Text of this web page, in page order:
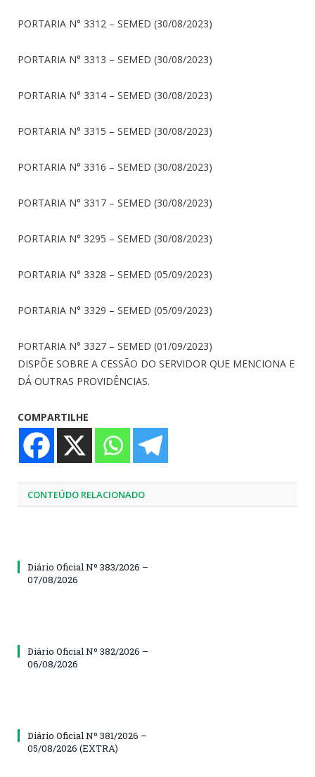
PORTARIA N° 3312 – SEMED (30/08/2023)
PORTARIA N° 3313 – SEMED (30/08/2023)
PORTARIA N° 3314 – SEMED (30/08/2023)
PORTARIA N° 3315 – SEMED (30/08/2023)
PORTARIA N° 3316 – SEMED (30/08/2023)
PORTARIA N° 3317 – SEMED (30/08/2023)
PORTARIA N° 3295 – SEMED (30/08/2023)
PORTARIA N° 3328 – SEMED (05/09/2023)
PORTARIA N° 3329 – SEMED (05/09/2023)
PORTARIA N° 3327 – SEMED (01/09/2023)
DISPÕE SOBRE A CESSÃO DO SERVIDOR QUE MENCIONA E
DÁ OUTRAS PROVIDÊNCIAS.
COMPARTILHE
CONTEÚDO RELACIONADO
Diário Oficial Nº 383/2026 –
07/08/2026
Diário Oficial Nº 382/2026 –
06/08/2026
Diário Oficial Nº 381/2026 –
05/08/2026 (EXTRA)